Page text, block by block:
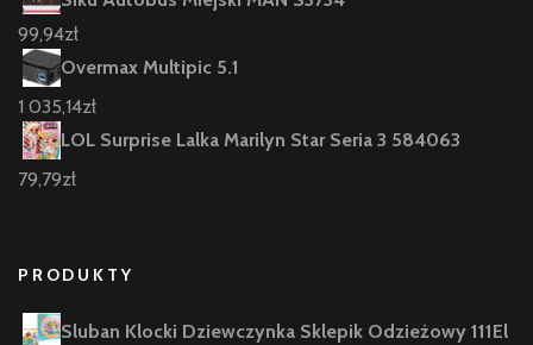
99,94zł
Overmax Multipic 5.1
1 035,14zł
LOL Surprise Lalka Marilyn Star Seria 3 584063
79,79zł
PRODUKTY
Sluban Klocki Dziewczynka Sklepik Odzieżowy 111El